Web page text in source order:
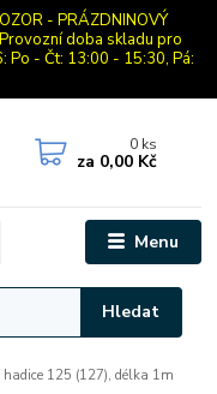
- PRÁZDNINOVÝ
doba skladu pro
- Čt: 13:00 - 15:30, Pá:
Menu
Hledat
0 ks
za 0,00 Kč
125 (127), délka 1m